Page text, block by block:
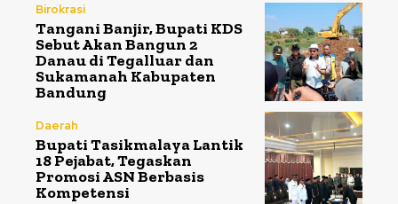
Birokrasi
Tangani Banjir, Bupati KDS
Sebut Akan Bangun 2
Danau di Tegalluar dan
Sukamanah Kabupaten
Bandung
Daerah
Bupati Tasikmalaya Lantik
18 Pejabat, Tegaskan
Promosi ASN Berbasis
Kompetensi